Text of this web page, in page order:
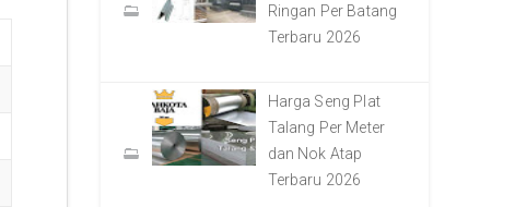
Ringan Per Batang
Terbaru 2026
Harga Seng Plat
Talang Per Meter
dan Nok Atap
Terbaru 2026